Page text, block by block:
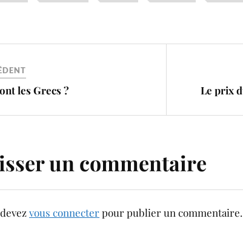
les Grecs ? Le prix
un commentaire
vous connecterpour publier un commentaire.